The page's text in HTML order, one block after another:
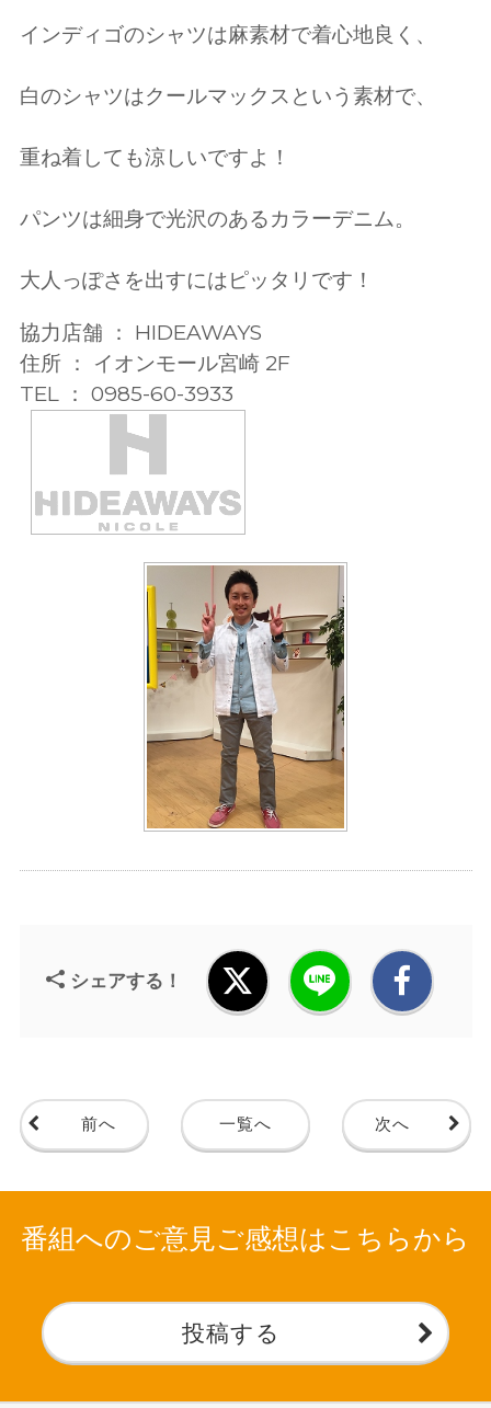
インディゴのシャツは麻素材で着心地良く、
白のシャツはクールマックスという素材で、
重ね着しても涼しいですよ！
パンツは細身で光沢のあるカラーデニム。
大人っぽさを出すにはピッタリです！
協力店舗 ： HIDEAWAYS
住所 ： イオンモール宮崎 2F
TEL ： 0985-60-3933
シェアする！
前へ 一覧へ 次へ
番組へのご意見ご感想はこちらから
投稿する